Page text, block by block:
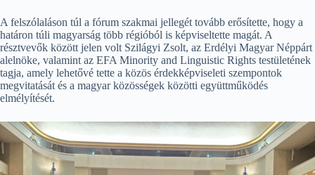
A felszólaláson túl a fórum szakmai jellegét tovább erősítette, hogy a
határon túli magyarság több régióból is képviseltette magát. A
résztvevők között jelen volt Szilágyi Zsolt, az Erdélyi Magyar Néppárt
alelnöke, valamint az EFA Minority and Linguistic Rights testületének
tagja, amely lehetővé tette a közös érdekképviseleti szempontok
megvitatását és a magyar közösségek közötti együttműködés
elmélyítését.